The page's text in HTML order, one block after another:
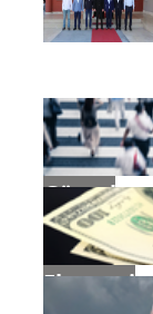
Güncel
Ekonomi